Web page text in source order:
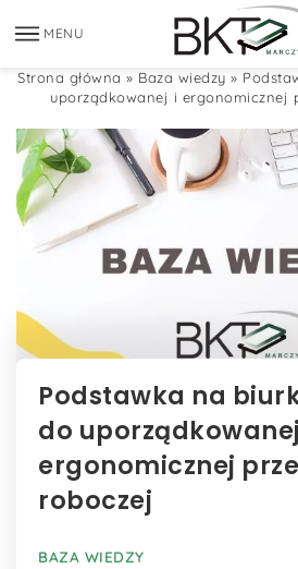
MENU
Strona główna » Baza wiedzy »
uporządkowanej i ergonomicznej
Podstawka na
do
ergonomicznej
roboczej
BAZA WIEDZY